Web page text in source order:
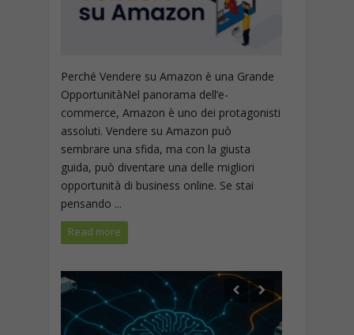
Perché Vendere su Amazon è una Grande
OpportunitàNel panorama dell’e-
commerce, Amazon è uno dei protagonisti
assoluti. Vendere su Amazon può
sembrare una sfida, ma con la giusta
guida, può diventare una delle migliori
opportunità di business online. Se stai
pensando ...
Read more